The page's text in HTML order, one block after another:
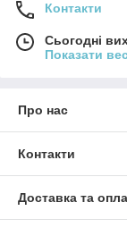
Контакти
Сьогодні
Показати
Про нас
Контакти
Доставка та